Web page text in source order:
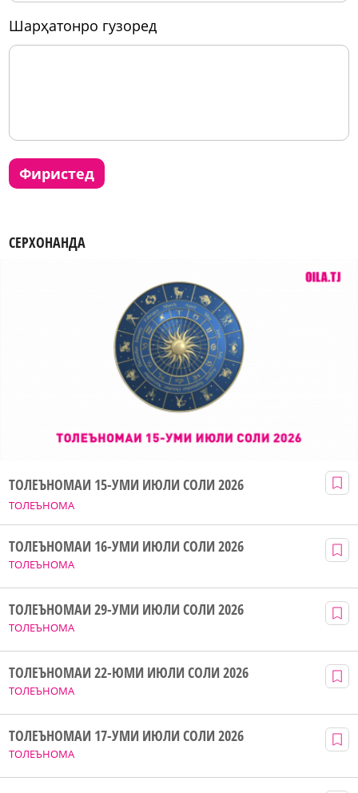
шарҳатонро гузоред
фиристед
СЕРХОНАНДА
ТОЛЕЪНОМА
ТОЛЕЪНОМАИ 15-УМИ ИЮЛИ СОЛИ 2026
ТОЛЕЪНОМА
ТОЛЕЪНОМАИ 16-УМИ ИЮЛИ СОЛИ 2026
ТОЛЕЪНОМА
ТОЛЕЪНОМАИ 29-УМИ ИЮЛИ СОЛИ 2026
ТОЛЕЪНОМА
ТОЛЕЪНОМАИ 22-ЮМИ ИЮЛИ СОЛИ 2026
ТОЛЕЪНОМА
ТОЛЕЪНОМАИ 17-УМИ ИЮЛИ СОЛИ 2026